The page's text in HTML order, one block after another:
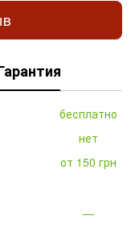
бесплатно
нет
от 150 грн
—